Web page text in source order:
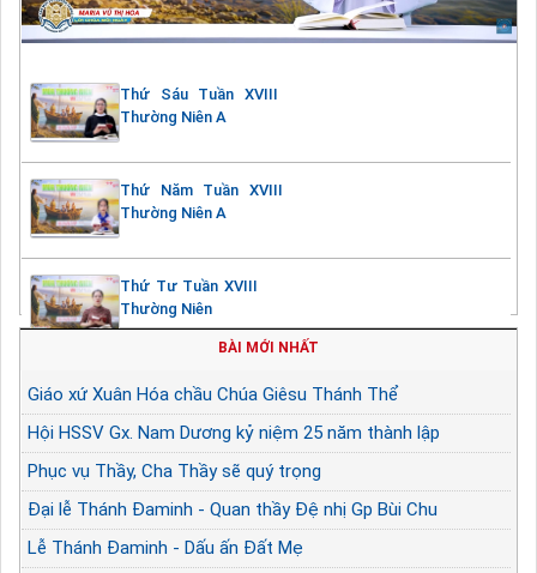
Thứ Sáu Tuần XVIII
Thường Niên A
Thứ Năm Tuần XVIII
Thường Niên A
Thứ Tư Tuần XVIII
Thường Niên
BÀI MỚI NHẤT
Giáo xứ Xuân Hóa chầu Chúa Giêsu Thánh Thể
Hội HSSV Gx. Nam Dương kỷ niệm 25 năm thành lập
Phục vụ Thầy, Cha Thầy sẽ quý trọng
Đại lễ Thánh Đaminh - Quan thầy Đệ nhị Gp Bùi Chu
Lễ Thánh Đaminh - Dấu ấn Đất Mẹ